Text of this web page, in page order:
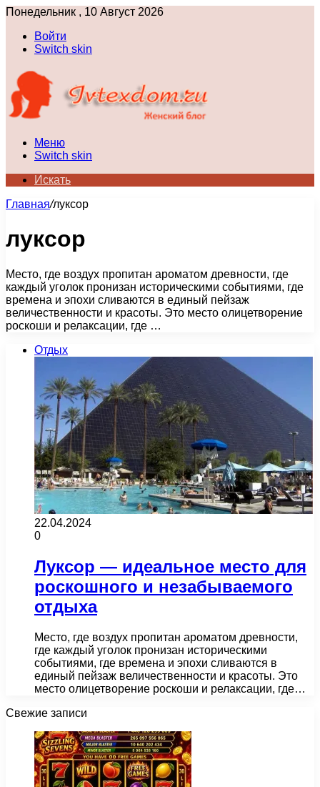
Понедельник , 10 Август 2026
Войти
Switch skin
Меню
Switch skin
Искать
Главная/луксор
луксор
Место, где воздух пропитан ароматом древности, где
каждый уголок пронизан историческими событиями, где
времена и эпохи сливаются в единый пейзаж
величественности и красоты. Это место олицетворение
роскоши и релаксации, где …
Отдых
22.04.2024
0
Луксор — идеальное место для
роскошного и незабываемого
отдыха
Место, где воздух пропитан ароматом древности,
где каждый уголок пронизан историческими
событиями, где времена и эпохи сливаются в
единый пейзаж величественности и красоты. Это
место олицетворение роскоши и релаксации, где…
Свежие записи